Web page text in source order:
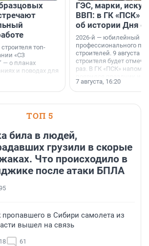
топ-
«СЗ
— о планах
и поводах для
ГЭС, марки,
ВВП: в ГК «ПСК»
об истории Дня
2026-й — юбилейный
профессионального
строителей. 9 августа
строителя будет
раз. В ГК «ПСК»
поменялась роль
7 августа, 16:20
ТОП 5
била в людей,
грузили в скорые
Что происходило в
после атаки БПЛА
в Сибири самолета из
вышел на связь
61